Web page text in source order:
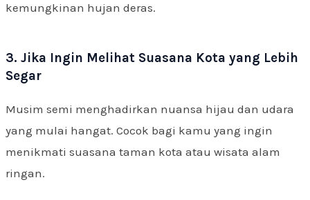
kemungkinan hujan deras.
3. Jika Ingin Melihat Suasana Kota yang Lebih
Segar
Musim semi menghadirkan nuansa hijau dan udara
yang mulai hangat. Cocok bagi kamu yang ingin
menikmati suasana taman kota atau wisata alam
ringan.